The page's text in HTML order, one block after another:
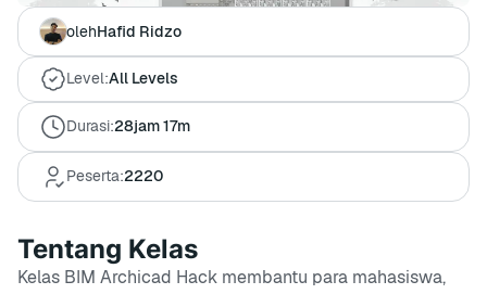
olehHafid Ridzo
Level:All Levels
Durasi:28jam 17m
Peserta:2220
Tentang Kelas
Kelas BIM Archicad Hack membantu para mahasiswa,